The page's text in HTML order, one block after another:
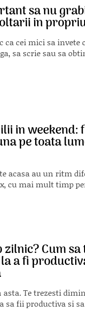
sa nu
in
cei mici sa invete
sa scrie sau sa
in weekend:
pe toata
acasa au un ritm
cu mai mult timp
Cum
a fi
Te trezesti
sa fii productiva si